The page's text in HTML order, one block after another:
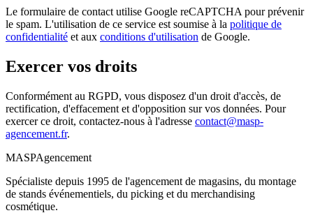
Le formulaire de contact utilise Google reCAPTCHA pour prévenir
le spam. L'utilisation de ce service est soumise à la politique de
confidentialité et aux conditions d'utilisation de Google.
Exercer vos droits
Conformément au RGPD, vous disposez d'un droit d'accès, de
rectification, d'effacement et d'opposition sur vos données. Pour
exercer ce droit, contactez-nous à l'adresse contact@masp-
agencement.fr.
MASPAgencement
Spécialiste depuis 1995 de l'agencement de magasins, du montage
de stands événementiels, du picking et du merchandising
cosmétique.